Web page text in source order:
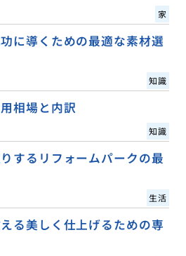
家
に導くための最適な素材選
知識
相場と内訳
知識
するリフォームパークの最
生活
る美しく仕上げるための専